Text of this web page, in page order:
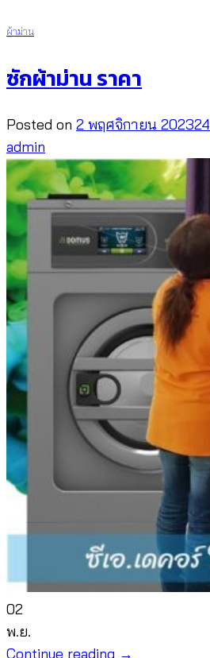
ผ้าม่าน
ซักผ้าม่าน ราคา
Posted on 2 พฤศจิกายน 2023
admin
02
พ.ย.
Continue reading →